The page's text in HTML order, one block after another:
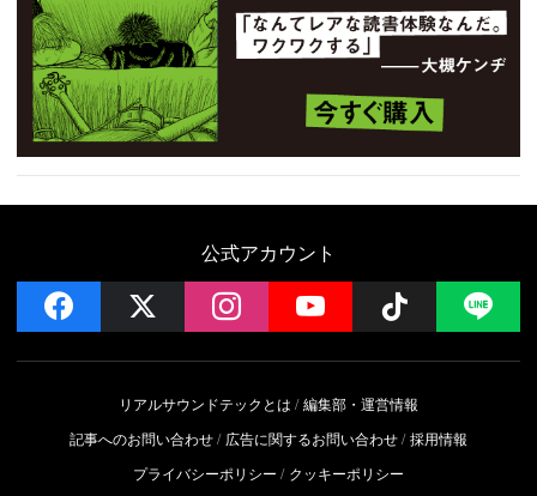
公式アカウント
facebook instagramYouTube Follow
リアルサウンドテックとは
編集部・運営情報
記事へのお問い合わせ
広告に関するお問い合わせ 採用情報
プライバシーポリシー
クッキーポリシー